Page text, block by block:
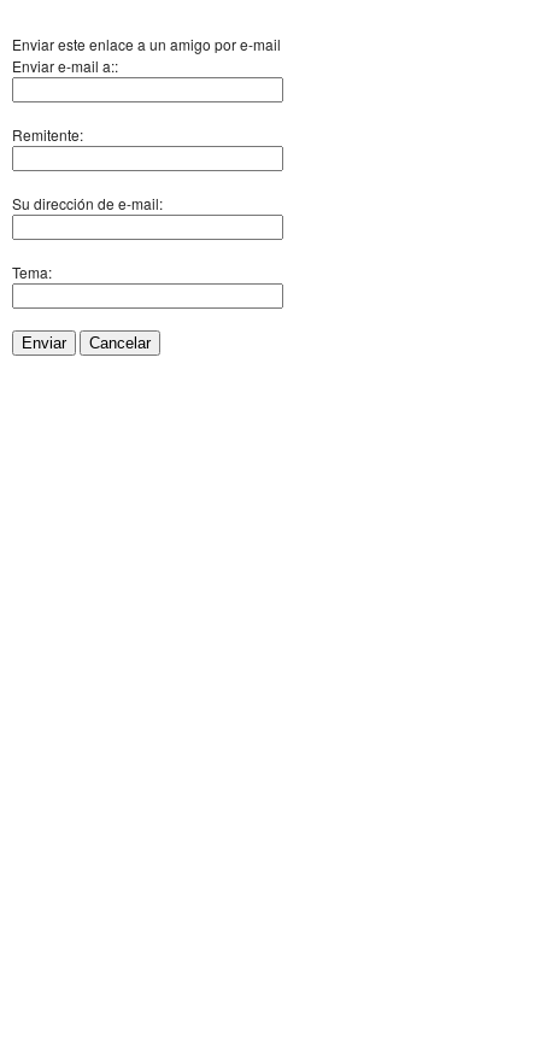
Enviar este enlace a un amigo por e-mail
Enviar e-mail a::
Remitente:
Su dirección de e-mail:
Tema:
Enviar Cancelar